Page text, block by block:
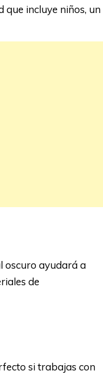
que incluye niños, un
oscuro ayudará a
de
si trabajas con